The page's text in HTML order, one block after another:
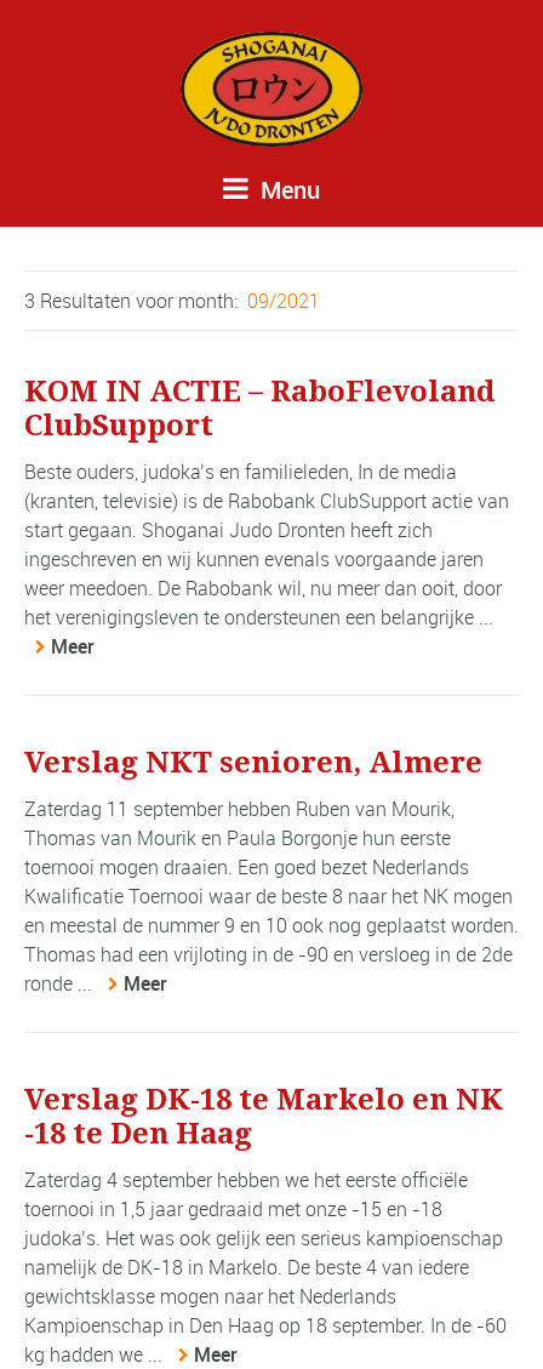
Menu
3 Resultaten voormonth: 09/2021
KOM IN ACTIE – RaboFlevoland
ClubSupport
Beste ouders, judoka’s en familieleden, In de media
(kranten, televisie) is de Rabobank ClubSupport actie van
start gegaan. Shoganai Judo Dronten heeft zich
ingeschreven en wij kunnen evenals voorgaande jaren
weer meedoen. De Rabobank wil, nu meer dan ooit, door
het verenigingsleven te ondersteunen een belangrijke ...
Meer
Verslag NKT senioren, Almere
Zaterdag 11 september hebben Ruben van Mourik,
Thomas van Mourik en Paula Borgonje hun eerste
toernooi mogen draaien. Een goed bezet Nederlands
Kwalificatie Toernooi waar de beste 8 naar het NK mogen
en meestal de nummer 9 en 10 ook nog geplaatst worden.
Thomas had een vrijloting in de -90 en versloeg in de 2de
ronde ...
Meer
Verslag DK-18 te Markelo en NK
-18 te Den Haag
Zaterdag 4 september hebben we het eerste officiële
toernooi in 1,5 jaar gedraaid met onze -15 en -18
judoka’s. Het was ook gelijk een serieus kampioenschap
namelijk de DK-18 in Markelo. De beste 4 van iedere
gewichtsklasse mogen naar het Nederlands
Kampioenschap in Den Haag op 18 september. In de -60
kg hadden we ...
Meer